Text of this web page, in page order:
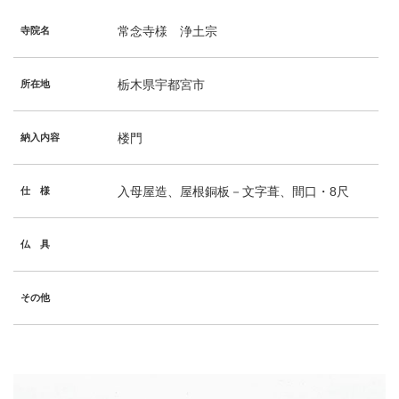
寺院名 常念寺様 浄土宗
所在地 栃木県宇都宮市
納入内容 楼門
仕 様 入母屋造、屋根銅板－文字葺、間口・8尺
仏 具
その他